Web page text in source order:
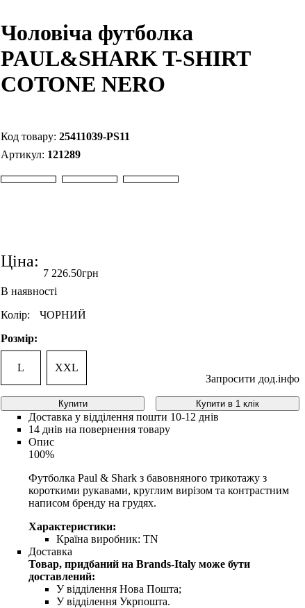
Чоловіча футболка
PAUL&SHARK T-SHIRT
COTONE NERO
25411039-PS11
121289
Ціна:
7 226.50грн
Колір:
ЧОРНИЙ
Розмір:
L
XXL
Запросити дод.інфо
Купити Купити в 1 клік
Доставка у відділення пошти 10-12 днів
14 днів на повернення товару
Опис
100%
Футболка Paul & Shark з бавовняного трикотажу з
короткими рукавами, круглим вирізом та контрастним
написом бренду на грудях.
Характеристики:
Країна виробник:TN
Доставка
Товар, придбаний на Brands-Italy може бути
доставлений:
У відділення Нова Пошта;
У відділення Укрпошта.